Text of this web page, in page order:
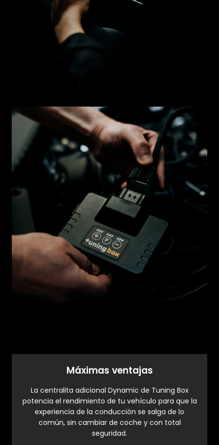
Máximas ventajas
La centralita adicional Dynamic de Tuning Box
potencia el rendimiento de tu vehículo para que la
experiencia de la conducción se salga de lo
común, sin cambiar de coche y con total
seguridad.